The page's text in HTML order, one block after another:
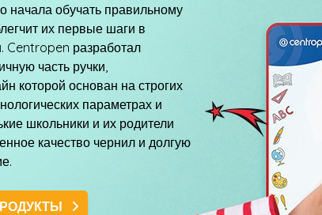
начала обучать правильному
их первые шаги в
Centropen разработал
часть ручки,
которой основан на строгих
параметрах и
школьники и их родители
качество чернил и долгую